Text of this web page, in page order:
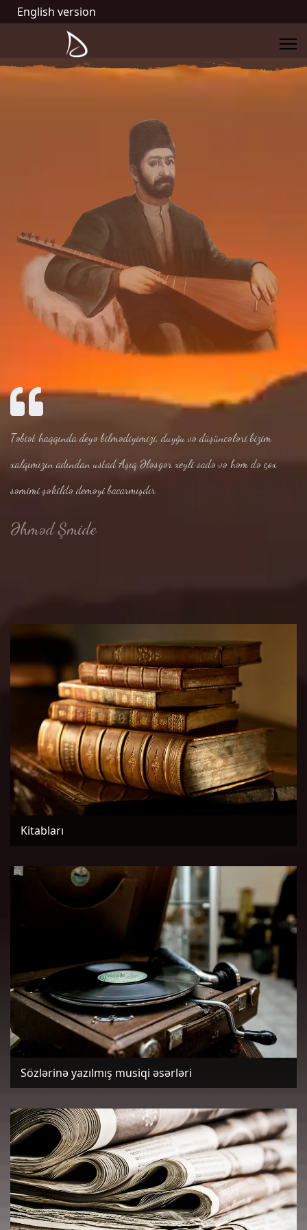
English version
Təbiət haqqında deyə bilmədiyimizi, duyğu və düşüncələri bizim
xalqımızın adından ustad Aşıq Ələsgər xeyli sadə və həm də çox
səmimi şəkildə deməyi bacarmışdır
Əhməd Şmide
Kitabları
Sözlərinə yazılmış musiqi əsərləri